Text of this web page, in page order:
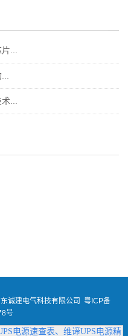
...
...
诚建电气科技有限公司 粤ICP备
号
电源速查表、 维谛UPS电源精